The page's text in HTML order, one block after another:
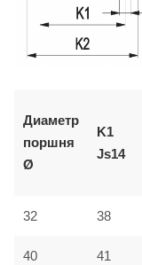
Диаметр
поршня
Ø
K1
Js14
32 38
40 41